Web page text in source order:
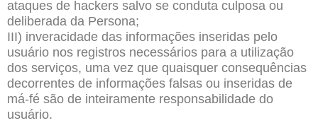
ataques de hackers salvo se conduta culposa ou
deliberada da Persona;
III) inveracidade das informações inseridas pelo
usuário nos registros necessários para a utilização
dos serviços, uma vez que quaisquer consequências
decorrentes de informações falsas ou inseridas de
má-fé são de inteiramente responsabilidade do
usuário.